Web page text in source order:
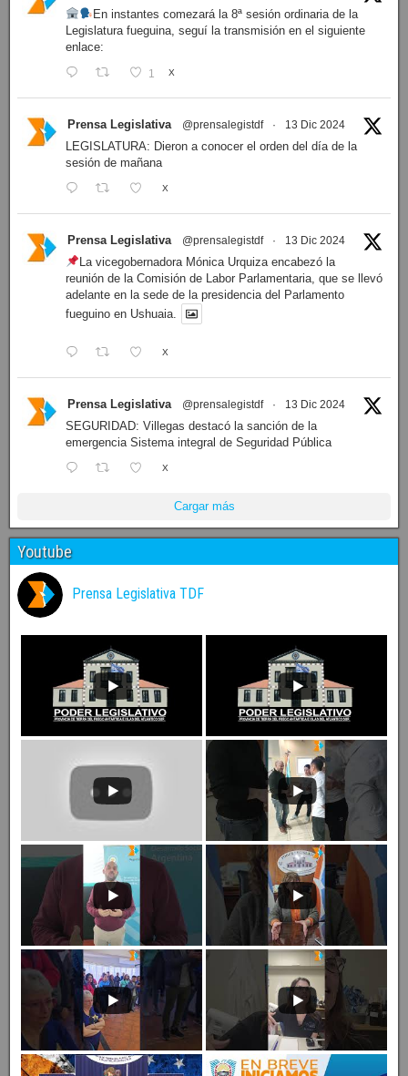
En instantes comezará la 8ª sesión ordinaria de la
Legislatura fueguina, seguí la transmisión en el siguiente
enlace:
1 X
Prensa Legislativa @prensalegistdf · 13 Dic 2024
LEGISLATURA: Dieron a conocer el orden del día de la
sesión de mañana
X
Prensa Legislativa @prensalegistdf · 13 Dic 2024
La vicegobernadora Mónica Urquiza encabezó la
reunión de la Comisión de Labor Parlamentaria, que se llevó
adelante en la sede de la presidencia del Parlamento
fueguino en Ushuaia.
X
Prensa Legislativa @prensalegistdf · 13 Dic 2024
SEGURIDAD: Villegas destacó la sanción de la
emergencia Sistema integral de Seguridad Pública
X
Cargar más
Youtube
Prensa Legislativa TDF